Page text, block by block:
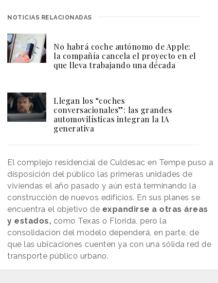
NOTICIAS RELACIONADAS
No habrá coche autónomo de Apple:
la compañía cancela el proyecto en el
que lleva trabajando una década
Llegan los “coches
conversacionales”: las grandes
automovilísticas integran la IA
generativa
El complejo residencial de Culdesac en Tempe puso a
disposición del público las primeras unidades de
viviendas el año pasado y aún está terminando la
construcción de nuevos edificios. En sus planes se
encuentra el objetivo de expandirse a otras áreas
y estados, como Texas o Florida, pero la
consolidación del modelo dependerá, en parte, de
que las ubicaciones cuenten ya con una sólida red de
transporte público urbano.